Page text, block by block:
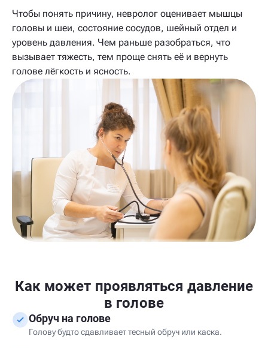
Чтобы понять причину, невролог оценивает мышцы
головы и шеи, состояние сосудов, шейный отдел и
уровень давления. Чем раньше разобраться, что
вызывает тяжесть, тем проще снять её и вернуть
голове лёгкость и ясность.
Как может проявляться давление
в голове
Обруч на голове
Голову будто сдавливает тесный обруч или каска.